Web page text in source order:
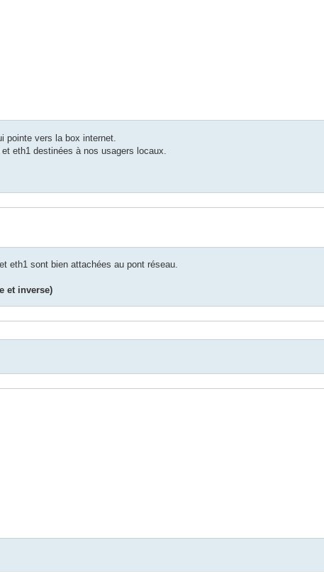
pointe vers la box internet.
eth1 destinées à nos usagers locaux.
eth1 sont bien attachées au pont réseau.
et inverse)